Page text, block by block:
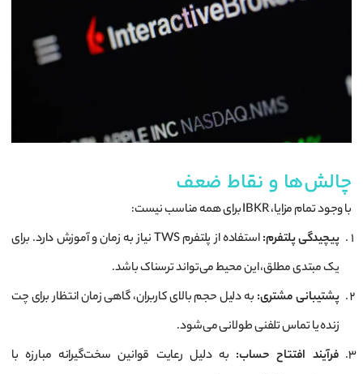
چالش‌ها و نقاط ضعف
با وجود تمام مزایا، IBKR برای همه مناسب نیست:
پیچیدگی پلتفرم:
استفاده از پلتفرم TWS نیاز به زمان و آموزش دارد. برای
یک مبتدی مطلق، این محیط می‌تواند ترسناک باشد.
پشتیبانی مشتری: به دلیل حجم بالای کاربران، گاهی زمان انتظار برای چت
زنده یا تماس تلفنی طولانی می‌شود.
فرآیند افتتاح حساب: به دلیل رعایت قوانین سخت‌گیرانه مبارزه با